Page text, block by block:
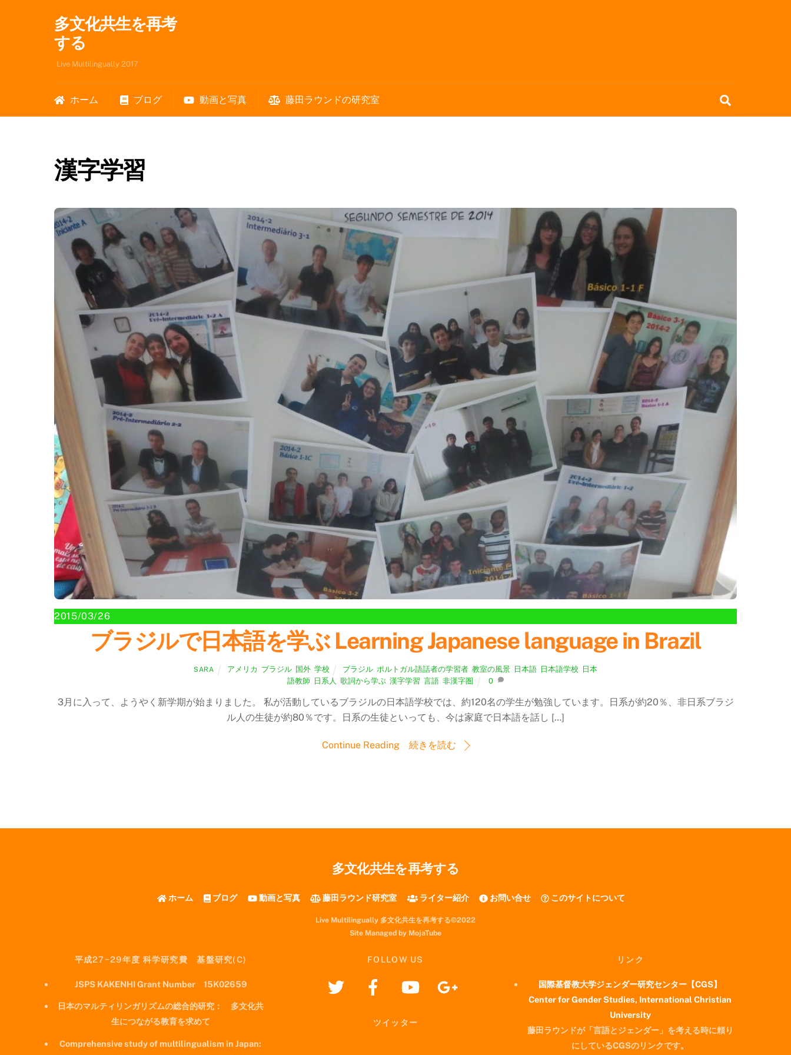
多文化共生を再考
する
Live Multilingually 2017
ホーム ブログ 動画と写真 藤田ラウンドの研究室
漢字学習
2015/03/26
ブラジルで日本語を学ぶ Learning Japanese language in Brazil
SARA アメリカ ブラジル, 国外, 学校 ブラジル, ポルトガル語話者の学習者, 教室の風景, 日本語, 日本語学校
日本
語教師 日系人 ,歌詞から学ぶ ,漢字学習 ,言語 ,非漢字圏 0
3月に入って、ようやく新学期が始まりました。 私が活動しているブラジルの日本語学校では、約120名の学生が勉強しています。日系が約20％、非日系ブラジ
ル人の生徒が約80％です。日系の生徒といっても、今は家庭で日本語を話し […]
Continue Reading 続きを読む
多文化共生を再考する
ホーム ブログ 動画と写真 藤田ラウンド研究室 ライター紹介 お問い合せ このサイトについて
Live Multilingually 多文化共生を再考する©2022
Site Managed by MojaTube
平成27−29年度 科学研究費 基盤研究(C)
JSPS KAKENHI Grant Number 15K02659
日本のマルティリンガリズムの総合的研究： 多文化共
生につながる教育を求めて
Comprehensive study of multilingualism in Japan:
FOLLOW US
ツイッター
リンク
国際基督教大学ジェンダー研究センター【CGS】
Center for Gender Studies, International Christian
University
藤田ラウンドが「言語とジェンダー」を考える時に頼り
にしているCGSのリンクです。